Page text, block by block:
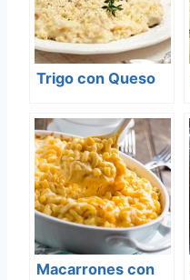
Trigo con Queso
Macarrones con